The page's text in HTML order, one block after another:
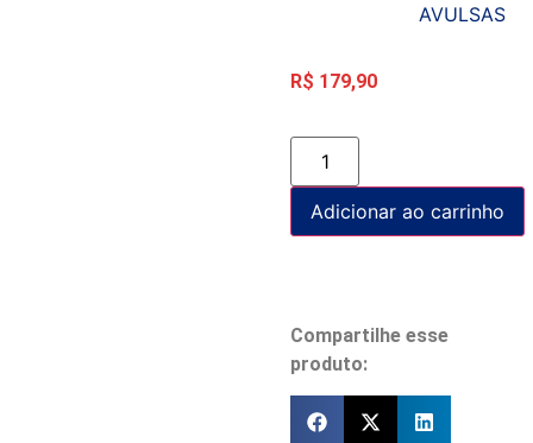
AVULSAS
R$ 179,90
Adicionar ao carrinho
Compartilhe esse
produto: